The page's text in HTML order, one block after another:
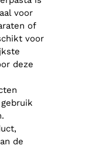
voor
of
voor
deze
de